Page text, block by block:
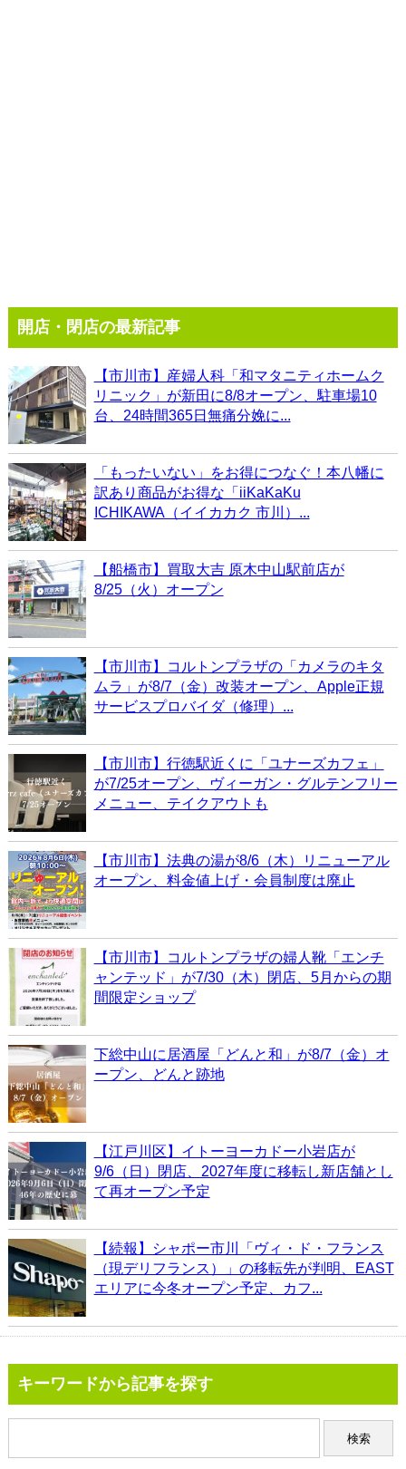
開店・閉店の最新記事
【市川市】産婦人科「和マタニティホームク
リニック」が新田に8/8オープン、駐車場10
台、24時間365日無痛分娩に...
「もったいない」をお得につなぐ！本八幡に
訳あり商品がお得な「iiKaKaKu
ICHIKAWA（イイカカク 市川）...
【船橋市】買取大吉 原木中山駅前店が
8/25（火）オープン
【市川市】コルトンプラザの「カメラのキタ
ムラ」が8/7（金）改装オープン、Apple正規
サービスプロバイダ（修理）...
【市川市】行徳駅近くに「ユナーズカフェ」
が7/25オープン、ヴィーガン・グルテンフリー
メニュー、テイクアウトも
【市川市】法典の湯が8/6（木）リニューアル
オープン、料金値上げ・会員制度は廃止
【市川市】コルトンプラザの婦人靴「エンチ
ャンテッド」が7/30（木）閉店、5月からの期
間限定ショップ
下総中山に居酒屋「どんと和」が8/7（金）オ
ープン、どんと跡地
【江戸川区】イトーヨーカドー小岩店が
9/6（日）閉店、2027年度に移転し新店舗とし
て再オープン予定
【続報】シャポー市川「ヴィ・ド・フランス
（現デリフランス）」の移転先が判明、EAST
エリアに今冬オープン予定、カフ...
キーワードから記事を探す